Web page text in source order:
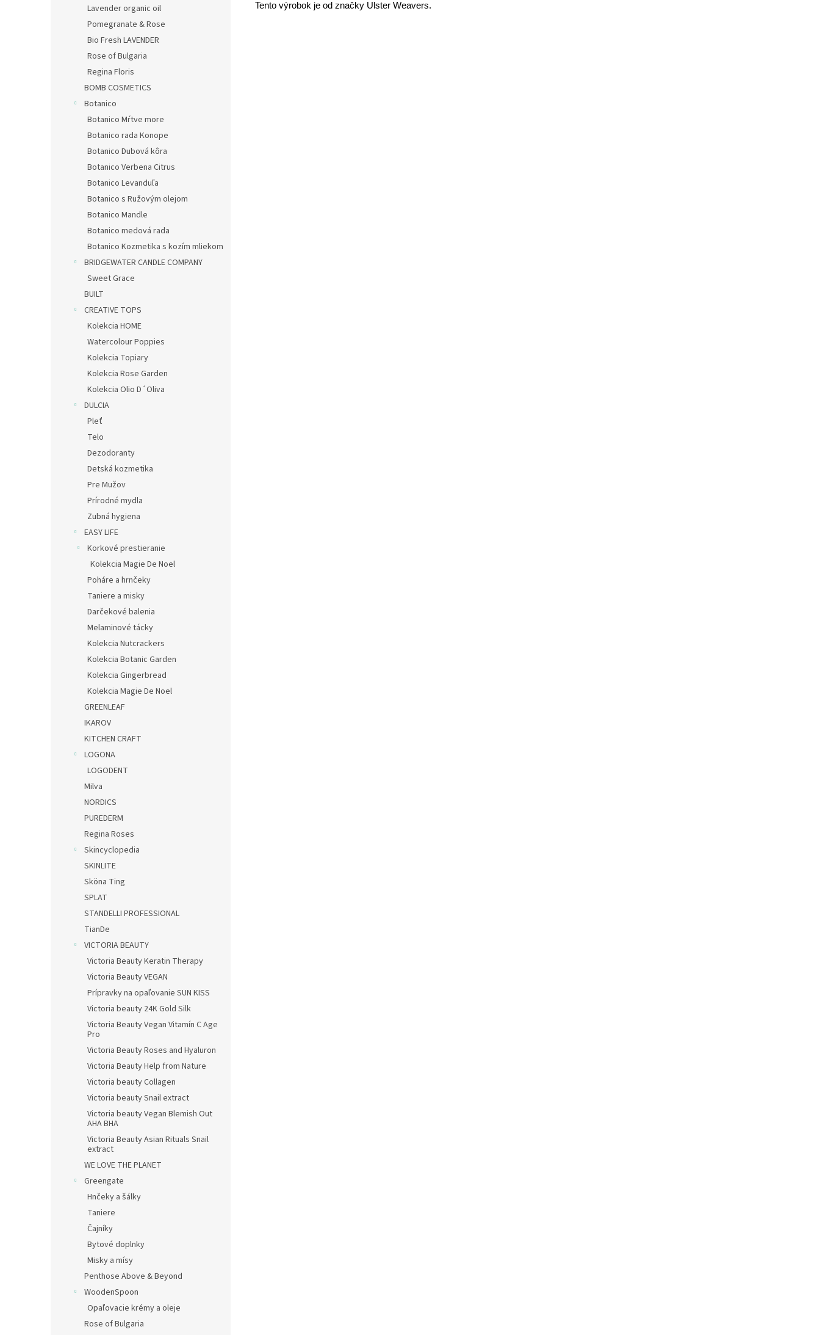
Lavender organic oil
Pomegranate & Rose
Bio Fresh LAVENDER
Rose of Bulgaria
Regina Floris
BOMB COSMETICS
Botanico
Botanico Mŕtve more
Botanico rada Konope
Botanico Dubová kôra
Botanico Verbena Citrus
Botanico Levanduľa
Botanico s Ružovým olejom
Botanico Mandle
Botanico medová rada
Botanico Kozmetika s kozím mliekom
BRIDGEWATER CANDLE COMPANY
Sweet Grace
BUILT
CREATIVE TOPS
Kolekcia HOME
Watercolour Poppies
Kolekcia Topiary
Kolekcia Rose Garden
Kolekcia Olio D´Oliva
DULCIA
Pleť
Telo
Dezodoranty
Detská kozmetika
Pre Mužov
Prírodné mydla
Zubná hygiena
EASY LIFE
Korkové prestieranie
Kolekcia Magie De Noel
Poháre a hrnčeky
Taniere a misky
Darčekové balenia
Melaminové tácky
Kolekcia Nutcrackers
Kolekcia Botanic Garden
Kolekcia Gingerbread
Kolekcia Magie De Noel
GREENLEAF
IKAROV
KITCHEN CRAFT
LOGONA
LOGODENT
Milva
NORDICS
PUREDERM
Regina Roses
Skincyclopedia
SKINLITE
Sköna Ting
SPLAT
STANDELLI PROFESSIONAL
TianDe
VICTORIA BEAUTY
Victoria Beauty Keratin Therapy
Victoria Beauty VEGAN
Prípravky na opaľovanie SUN KISS
Victoria beauty 24K Gold Silk
Victoria Beauty Vegan Vitamín C Age
Pro
Victoria Beauty Roses and Hyaluron
Victoria Beauty Help from Nature
Victoria beauty Collagen
Victoria beauty Snail extract
Victoria beauty Vegan Blemish Out
AHA BHA
Victoria Beauty Asian Rituals Snail
extract
WE LOVE THE PLANET
Greengate
Hnčeky a šálky
Taniere
Čajníky
Bytové doplnky
Misky a mísy
Penthose Above & Beyond
WoodenSpoon
Opaľovacie krémy a oleje
Rose of Bulgaria
Tento výrobok je od značky Ulster Weavers.